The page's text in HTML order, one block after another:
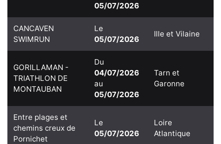
05/07/2026
CANCAVEN
SWIMRUN
Le
05/07/2026
Ille et Vilaine
GORILLAMAN -
TRIATHLON DE
MONTAUBAN
Du
04/07/2026
au
05/07/2026
Tarn et
Garonne
Entre plages et
chemins creux de
Pornichet
Le
05/07/2026
Loire
Atlantique